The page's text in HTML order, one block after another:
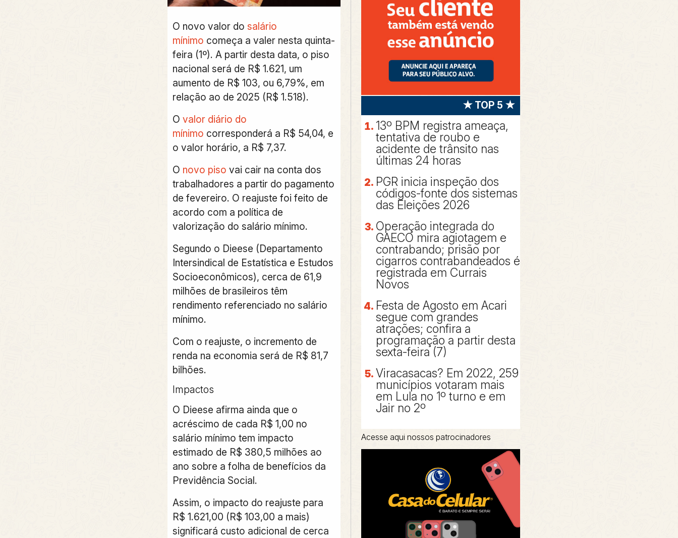
O novo valor do salário
mínimo começa a valer nesta quinta-
feira (1º). A partir desta data, o piso
nacional será de R$ 1.621, um
aumento de R$ 103, ou 6,79%, em
relação ao de 2025 (R$ 1.518).
O valor diário do
mínimo corresponderá a R$ 54,04, e
o valor horário, a R$ 7,37.
O novo piso vai cair na conta dos
trabalhadores a partir do pagamento
de fevereiro. O reajuste foi feito de
acordo com a política de
valorização do salário mínimo.
Segundo o Dieese (Departamento
Intersindical de Estatística e Estudos
Socioeconômicos), cerca de 61,9
milhões de brasileiros têm
rendimento referenciado no salário
mínimo.
Com o reajuste, o incremento de
renda na economia será de R$ 81,7
bilhões.
Impactos
O Dieese afirma ainda que o
acréscimo de cada R$ 1,00 no
salário mínimo tem impacto
estimado de R$ 380,5 milhões ao
ano sobre a folha de benefícios da
Previdência Social.
Assim, o impacto do reajuste para
R$ 1.621,00 (R$ 103,00 a mais)
significará custo adicional de cerca
★ TOP 5 ★
13º BPM registra ameaça,
tentativa de roubo e
acidente de trânsito nas
últimas 24 horas
PGR inicia inspeção dos
códigos-fonte dos sistemas
das Eleições 2026
Operação integrada do
GAECO mira agiotagem e
contrabando; prisão por
cigarros contrabandeados é
registrada em Currais
Novos
Festa de Agosto em Acari
segue com grandes
atrações; confira a
programação a partir desta
sexta-feira (7)
Viracasacas? Em 2022, 259
municípios votaram mais
em Lula no 1º turno e em
Jair no 2º
Acesse aqui nossos patrocinadores